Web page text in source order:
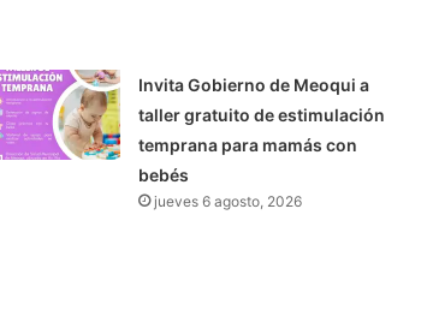
Invita Gobierno de Meoqui a
taller gratuito de estimulación
temprana para mamás con
bebés
jueves 6 agosto, 2026